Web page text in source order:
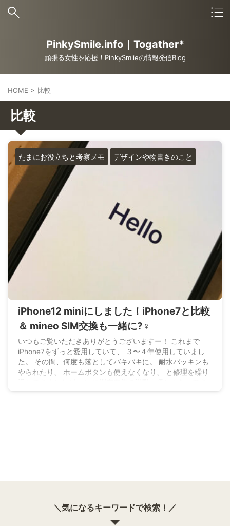
PinkySmile.info｜Togather*
頑張る女性を応援！PinkySmlieの情報発信Blog
HOME > 比較
比較
たまにお役立ちと考察メモ デザインや物書きのこと
iPhone12 miniにしました！iPhone7と比較
＆ mineo SIM交換も一緒に?‍♀️
いつもご覧いただきありがとうございますー！ これまで
iPhone7をずっと愛用していて、 ３〜４年使用していまし
た。 その間、何度も落としてバキバキに。 耐水パッキンも
やられたり、 ホームボタンも使えなくなり、 と修理を繰り
まして… 落としすぎかな?? LINE電話中にスリープしてしま
＼気になるキーワードで検索！／